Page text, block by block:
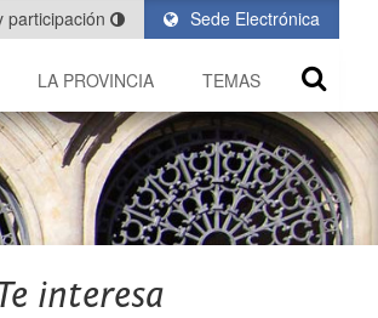
Sede Electrónica
participación
LA PROVINCIA TEMAS
interesa